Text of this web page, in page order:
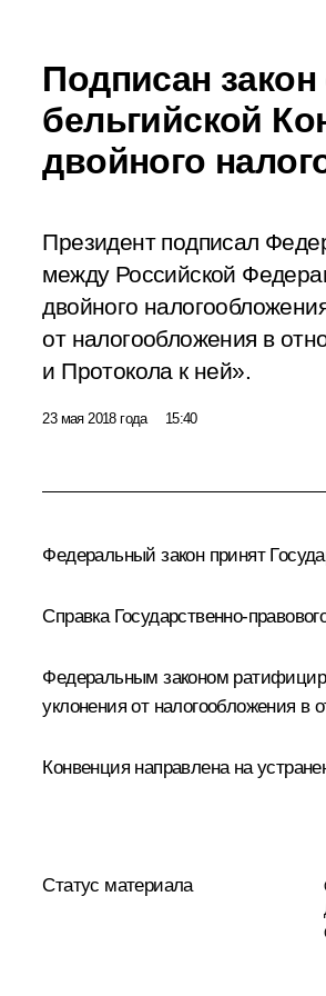
Подписан
бельгийской
двойного
Президент подписал
между Российской
двойного
от налогообложения в
и Протокола к ней».
23 мая 2018 года 15:40
Федеральный закон принят
Справка Государственно-
Федеральным законом
уклонения от налогообложения в
Конвенция направлена на
Статус материала